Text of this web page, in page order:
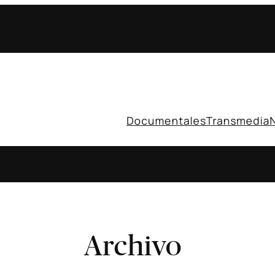
DocumentalesTransmedia
Archivo